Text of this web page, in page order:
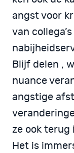
angst voor
van
Blijf delen ,
nuance
angstige
ze ook terug
Het is